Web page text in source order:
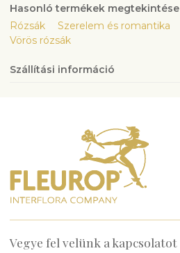
Hasonló termékek megtekintése
Rózsák
Szerelem és romantika
Vörös rózsák
Szállítási információ
Vegye fel velünk a kapcsolatot